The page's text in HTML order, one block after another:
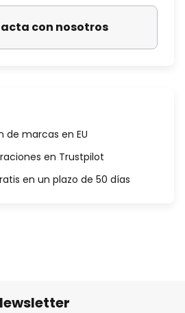
con nosotros
de marcas en EU
en Trustpilot
en un plazo de 50 días